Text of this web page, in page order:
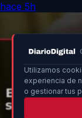
Utilizamos
experiencia de
o gestionar tus
hace 5h